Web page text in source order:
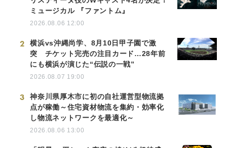
ミュージカル 『ファントム』
2026.08.06 12:00
2
横浜vs沖縄尚学、8月10日甲子園で激
突 チケット完売の注目カード…28年前
にも横浜が演じた“伝説の一戦”
2026.08.07 19:00
3
神奈川県厚木市に初の自社運営型物流拠
点が稼働～住宅資材物流を集約・効率化
し物流ネットワークを最適化～
2026.08.06 13:00